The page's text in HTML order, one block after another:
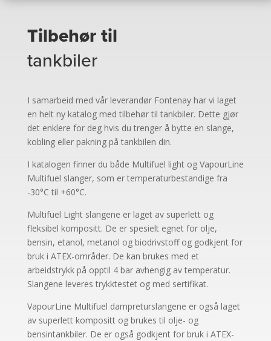
Tilbehør til
tankbiler
I samarbeid med vår leverandør Fontenay har vi laget
en helt ny katalog med tilbehør til tankbiler. Dette gjør
det enklere for deg hvis du trenger å bytte en slange,
kobling eller pakning på tankbilen din.
I katalogen finner du både Multifuel light og VapourLine
Multifuel slanger, som er temperaturbestandige fra
-30°C til +60°C.
Multifuel Light slangene er laget av superlett og
fleksibel kompositt. De er spesielt egnet for olje,
bensin, etanol, metanol og biodrivstoff og godkjent for
bruk i ATEX-områder. De kan brukes med et
arbeidstrykk på opptil 4 bar avhengig av temperatur.
Slangene leveres trykktestet og med sertifikat.
VapourLine Multifuel dampreturslangene er også laget
av superlett kompositt og brukes til olje- og
bensintankbiler. De er også godkjent for bruk i ATEX-